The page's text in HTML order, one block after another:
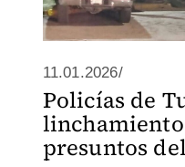
11.01.2026/
Policías de
presuntos